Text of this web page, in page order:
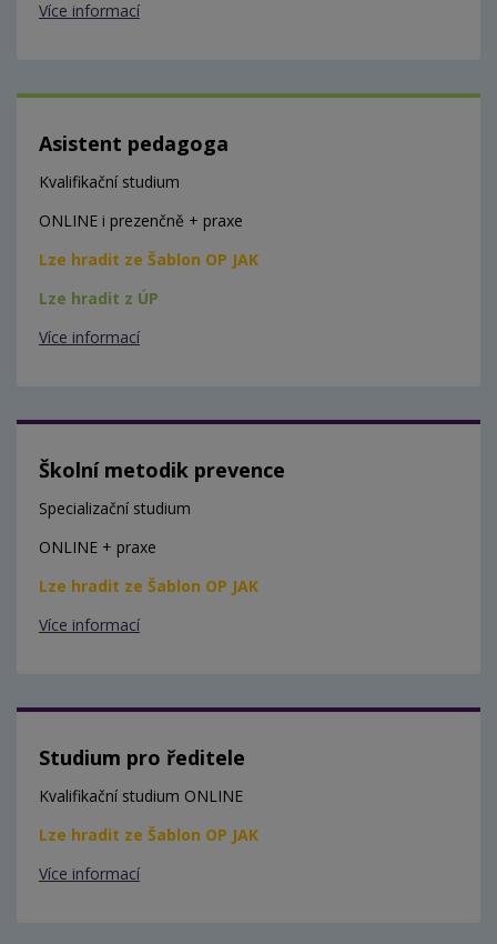
Více informací
Asistent pedagoga
Kvalifikační studium
ONLINE i prezenčně + praxe
Lze hradit ze Šablon OP JAK
Lze hradit z ÚP
Více informací
Školní metodik prevence
Specializační studium
ONLINE + praxe
Lze hradit ze Šablon OP JAK
Více informací
Studium pro ředitele
Kvalifikační studium ONLINE
Lze hradit ze Šablon OP JAK
Více informací